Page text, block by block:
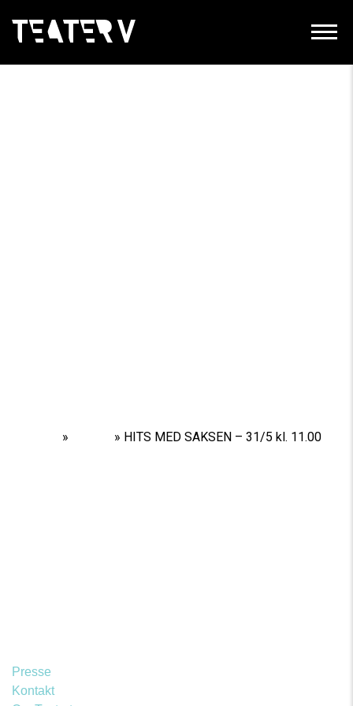
» » HITS MED SAKSEN – 31/5 kl. 11.00
Presse
Kontakt